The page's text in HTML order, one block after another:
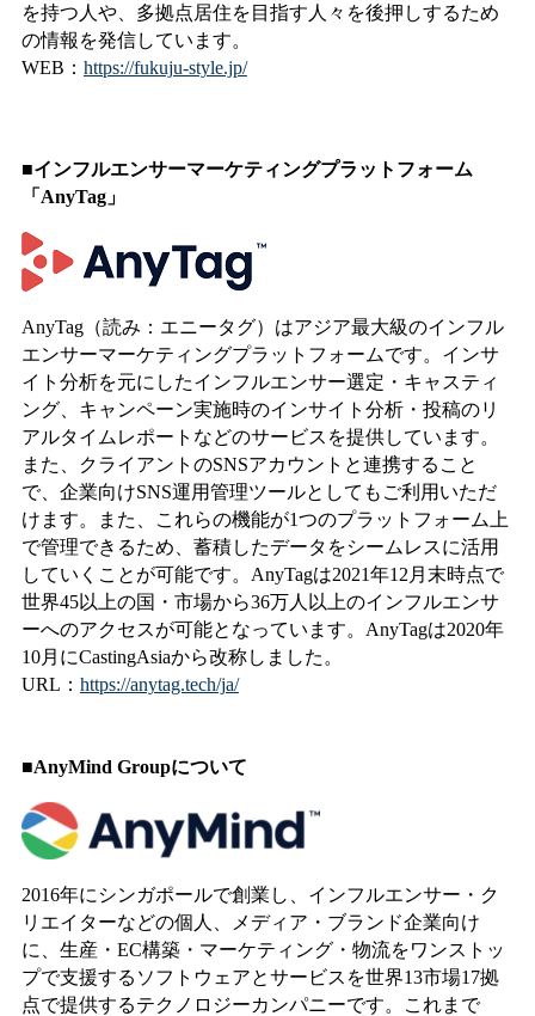
を持つ人や、多拠点居住を目指す人々を後押しするため
の情報を発信しています。
WEB： https://fukuju-style.jp/
■インフルエンサーマーケティングプラットフォーム
「AnyTag」
AnyTag（読み：エニータグ）はアジア最大級のインフル
エンサーマーケティングプラットフォームです。インサ
イト分析を元にしたインフルエンサー選定・キャスティ
ング、キャンペーン実施時のインサイト分析・投稿のリ
アルタイムレポートなどのサービスを提供しています。
また、クライアントのSNSアカウントと連携すること
で、企業向けSNS運用管理ツールとしてもご利用いただ
けます。また、これらの機能が1つのプラットフォーム上
で管理できるため、蓄積したデータをシームレスに活用
していくことが可能です。AnyTagは2021年12月末時点で
世界45以上の国・市場から36万人以上のインフルエンサ
ーへのアクセスが可能となっています。AnyTagは2020年
10月にCastingAsiaから改称しました。
URL： https://anytag.tech/ja/
■AnyMind Groupについて
2016年にシンガポールで創業し、インフルエンサー・ク
リエイターなどの個人、メディア・ブランド企業向け
に、生産・EC構築・マーケティング・物流をワンストッ
プで支援するソフトウェアとサービスを世界13市場17拠
点で提供するテクノロジーカンパニーです。これまで